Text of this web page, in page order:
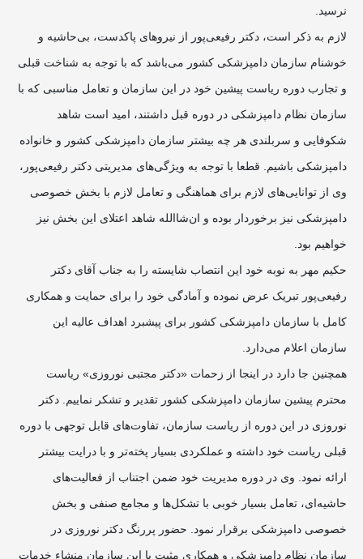
نرسید.
لازم به ذکر است، دکتر رفیعی‌پور از نیروهای پاکدست، بی‌حاشیه و
خوشنام سازمان دامپزشکی کشور می‌باشد که با توجه به شناخت قبلی
و تجارب دوره ریاست پیشین خود در این سازمان و تعامل مناسبی که با
سازمان نظام دامپزشکی در دوره قبل داشتند، امید است شاهد
شکوفایی و سربلندی هر چه بیشتر سازمان دامپزشکی کشور و خانواده
دامپزشکی باشیم. قطعا با توجه به ویژگی‌های مدیریتی دکتر رفیعی‌پور،
وی از توانایی‌های لازم برای هماهنگی و تعامل لازم با بخش خصوصی
دامپزشکی نیز برخوردار بوده و ان‌شاالله شاهد اعتلای این بخش نیز
خواهیم بود.
حکیم مهر به نوبه خود این انتصاب شایسته را به جناب آقای دکتر
رفیعی‌پور تبریک عرض نموده و آمادگی خود را برای حمایت و همکاری
کامل با سازمان دامپزشکی کشور برای پیشبرد اهداف عالیه این
سازمان اعلام می‌دارد.
همچنین جا دارد در اینجا از زحمات «دکتر مجتبی نوروزی» ریاست
محترم پیشین سازمان دامپزشکی کشور تقدیر و تشکر نماییم. دکتر
نوروزی در این دوره از ریاست سازمان، تفاوت‌های قابل توجهی با دوره
قبلی ریاست خود داشته و عملکردی بسیار پخته‌تر و با درایت بیشتر
ارائه نمود. وی در دوره مدیریت خود ضمن اجتناب از فعالیت‌های
حاشیه‌ای، تعامل بسیار خوبی با تشکل‌ها و مجامع صنفی و بخش
خصوصی دامپزشکی برقرار نمود. حضور پررنگ دکتر نوروزی در
سازمان نظام دامپزشکی و همکاری مثبت با این سازمان منشاء خدمات